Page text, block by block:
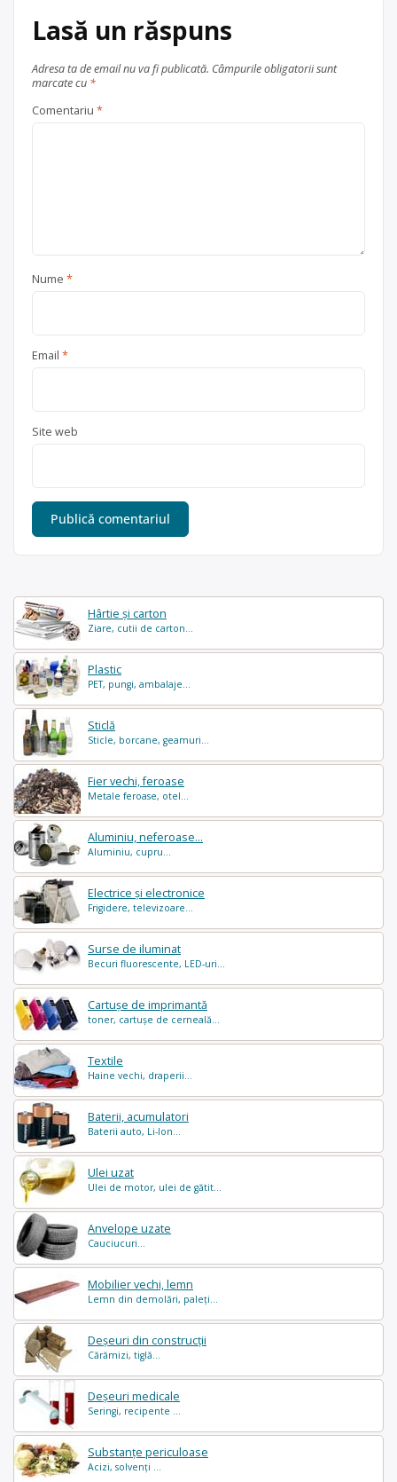
Hârtie și carton
Ziare, cutii de carton...
Plastic
PET, pungi, ambalaje...
Sticlă
Sticle, borcane, geamuri...
Fier vechi, feroase
Metale feroase, otel...
Aluminiu, neferoase...
Aluminiu, cupru...
Electrice și electronice
Frigidere, televizoare...
Surse de iluminat
Becuri fluorescente, LED-uri...
Cartușe de imprimantă
toner, cartușe de cerneală...
Textile
Haine vechi, draperii...
Baterii, acumulatori
Baterii auto, Li-Ion...
Ulei uzat
Ulei de motor, ulei de gătit...
Anvelope uzate
Cauciucuri...
Mobilier vechi, lemn
Lemn din demolări, paleți...
Deșeuri din construcții
Cărămizi, tiglă...
Deșeuri medicale
Seringi, recipente ...
Substanțe periculoase
Acizi, solvenți ...
Lasă un răspuns
Adresa ta de email nu va fi publicată. Câmpurile obligatorii sunt
marcate cu *
Comentariu *
Nume *
Email *
Site web